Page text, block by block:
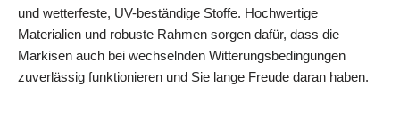
und wetterfeste, UV-beständige Stoffe. Hochwertige
Materialien und robuste Rahmen sorgen dafür, dass die
Markisen auch bei wechselnden Witterungsbedingungen
zuverlässig funktionieren und Sie lange Freude daran haben.